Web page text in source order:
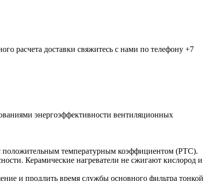
расчета доставки свяжитесь с нами по телефону +7
энергоэффективности вентиляционных
с положительным температурным коэффициентом (РТС).
Керамические нагреватели не сжигают кислород и
и продлить время службы основного фильтра тонкой